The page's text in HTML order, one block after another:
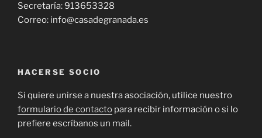
Secretaría: 913653328
Correo: info@casadegranada.es
HACERSE SOCIO
Si quiere unirse a nuestra asociación, utilice nuestro
formulario de contacto para recibir información o si lo
prefiere escríbanos un mail.